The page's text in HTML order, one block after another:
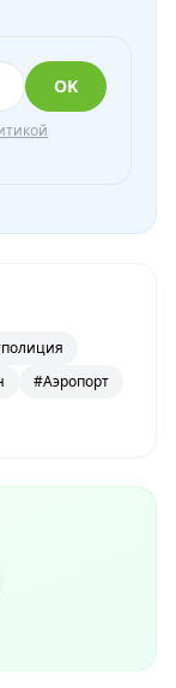
OK
#Аэропорт